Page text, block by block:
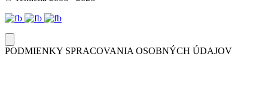
PODMIENKY SPRACOVANIA OSOBNÝCH ÚDAJOV